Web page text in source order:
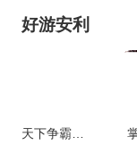
好游安利
天下争霸三国志